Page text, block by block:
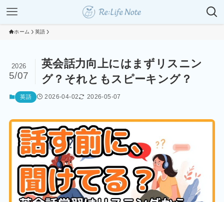
ホーム 英語
英会話力向上にはまずリスニン
グ？それともスピーキング？
2026
5/07
英語 2026-04-02 2026-05-07